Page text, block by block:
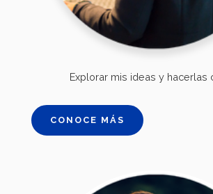
Explorar mis ideas y hacerlas
CONOCE MÁS